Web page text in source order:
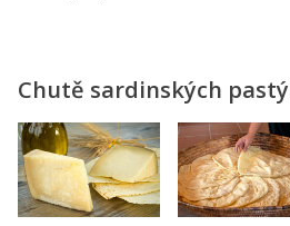
Chutě sardinských